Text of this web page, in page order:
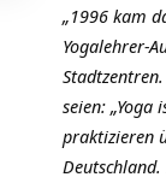
„1996 kam
Yogalehrer-
seien:
praktizieren